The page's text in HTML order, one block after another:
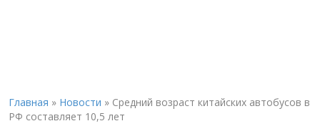
Главная » Новости » Средний возраст китайских автобусов в
РФ составляет 10,5 лет